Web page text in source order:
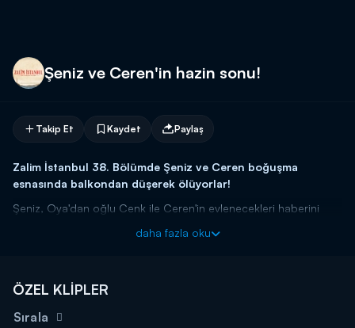
Şeniz ve Ceren'in hazin sonu!
Takip Et Kaydet Paylaş
Zalim İstanbul 38. Bölümde Şeniz ve Ceren boğuşma
esnasında balkondan düşerek ölüyorlar!
Şeniz, Oya'dan oğlu Cenk ile Ceren'in evlenecekleri haberini
satan Ceren'in görünce kararı daha da netleşiyor. Elindeki
daha fazla oku
ÖZEL KLİPLER
Sırala